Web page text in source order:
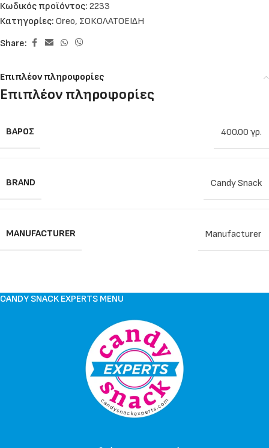
Κωδικός προϊόντος: 2233
Κατηγορίες: Oreo, ΣΟΚΟΛΑΤΟΕΙΔΗ
Share:
Επιπλέον πληροφορίες
Επιπλέον πληροφορίες
ΒΆΡΟΣ 400.00 γρ.
BRAND Candy Snack
MANUFACTURER Manufacturer
CANDY SNACK EXPERTS MENU